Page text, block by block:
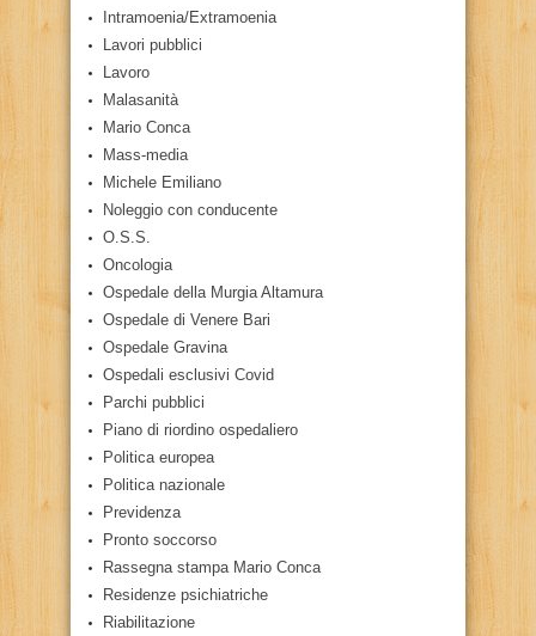
Intramoenia/Extramoenia
Lavori pubblici
Lavoro
Malasanità
Mario Conca
Mass-media
Michele Emiliano
Noleggio con conducente
O.S.S.
Oncologia
Ospedale della Murgia Altamura
Ospedale di Venere Bari
Ospedale Gravina
Ospedali esclusivi Covid
Parchi pubblici
Piano di riordino ospedaliero
Politica europea
Politica nazionale
Previdenza
Pronto soccorso
Rassegna stampa Mario Conca
Residenze psichiatriche
Riabilitazione